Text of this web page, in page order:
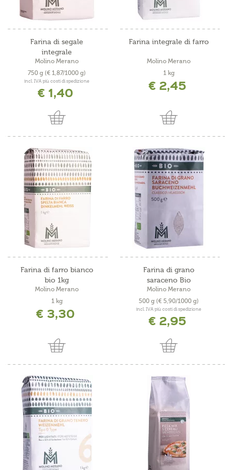
Farina di segale
integrale
Molino Merano
750 g (€ 1,87/1000 g)
incl. IVA più costi di spedizione
€ 1,40
Farina integrale di farro
Molino Merano
1 kg
€ 2,45
Farina di farro bianco
bio 1kg
Molino Merano
1 kg
€ 3,30
Farina di grano
saraceno Bio
Molino Merano
500 g (€ 5,90/1000 g)
incl. IVA più costi di spedizione
€ 2,95